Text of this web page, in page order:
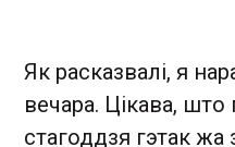
Як расказвалі, я
вечара. Цікава, што
стагоддзя гэтак жа